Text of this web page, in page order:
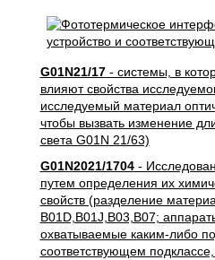
G01N21/17- системы, в
влияют свойства
исследуемый материал
чтобы вызвать изменение
света G01N 21/63)
G01N2021/1704-
путем определения их
свойств (разделение
B01D,B01J,B03,B07;
охватываемые каким-либо
соответствующем